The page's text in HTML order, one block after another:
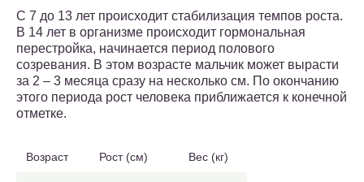
С 7 до 13 лет происходит стабилизация темпов роста.
В 14 лет в организме происходит гормональная
перестройка, начинается период полового
созревания. В этом возрасте мальчик может вырасти
за 2 – 3 месяца сразу на несколько см. По окончанию
этого периода рост человека приближается к конечной
отметке.
Возраст Рост (см) Вес (кг)